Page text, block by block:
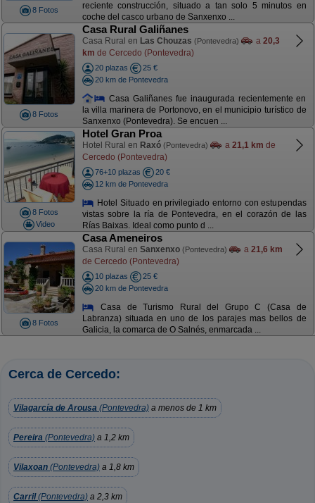
8 Fotos
reciente construcción, situado a tan solo 5 minutos en
coche del casco urbano de Sanxenxo ...
8 Fotos
Casa Rural Galiñanes
Casa Rural en Las Chouzas (Pontevedra) a 20,3
km de Cercedo (Pontevedra)
20 plazas
25 €
20 km de Pontevedra
Casa Galiñanes fue inaugurada recientemente en
la villa marinera de Portonovo, en el municipio turístico de
Sanxenxo (Pontevedra). Se encuen ...
8 Fotos
Video
Hotel Gran Proa
Hotel Rural en Raxó (Pontevedra) a 21,1 km de
Cercedo (Pontevedra)
76+10 plazas
20 €
12 km de Pontevedra
Hotel Situado en privilegiado entorno con estupendas
vistas sobre la ría de Pontevedra, en el corazón de las
Rías Baixas. Ideal como punto d ...
8 Fotos
Casa Ameneiros
Casa Rural en Sanxenxo (Pontevedra) a 21,6 km
de Cercedo (Pontevedra)
10 plazas
25 €
20 km de Pontevedra
Casa de Turismo Rural del Grupo C (Casa de
Labranza) situada en uno de los parajes mas bellos de
Galicia, la comarca de O Salnés, enmarcada ...
Cerca de Cercedo:
Vilagarcía de Arousa (Pontevedra) a menos de 1 km
Pereira (Pontevedra) a 1,2 km
Vilaxoan (Pontevedra) a 1,8 km
Carril(Pontevedra) a 2,3 km